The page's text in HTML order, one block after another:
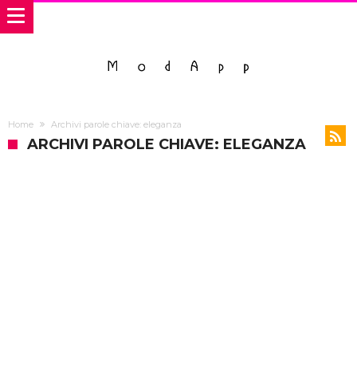
Home Archivi parole chiave: eleganza
ARCHIVI PAROLE CHIAVE: ELEGANZA